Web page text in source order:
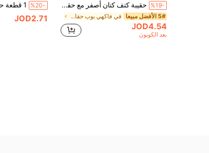
%19- حقيبة كتف كتان أصفر مع حقيبة مستحضرات التجميل، مزينة بنقوش بطاقة عيد المعلم والزهور والكتب والتفاح والكرة الأرضية، قابلة لإعادة الاستخدام كحقيبة تسوق وحقيبة مستحضرات تجميل؛ حقيبة كتف مع حزام كتف وحقيبة مستحضرات تجميل؛ يمكن استخدامها كحقيبة هدية شخصية مع جيب جانبي؛ يمكن استخدامها كحقيبة شاطئ مع وشاح؛ يمكن استخدامها كحقيبة هدية عطلة؛ هدية تخرج من الأصدقاء
5# الأفضل مبيعا في فاكهي بوب حقائب
JOD4.54
بعد الكوبون
%20-
JOD2.71